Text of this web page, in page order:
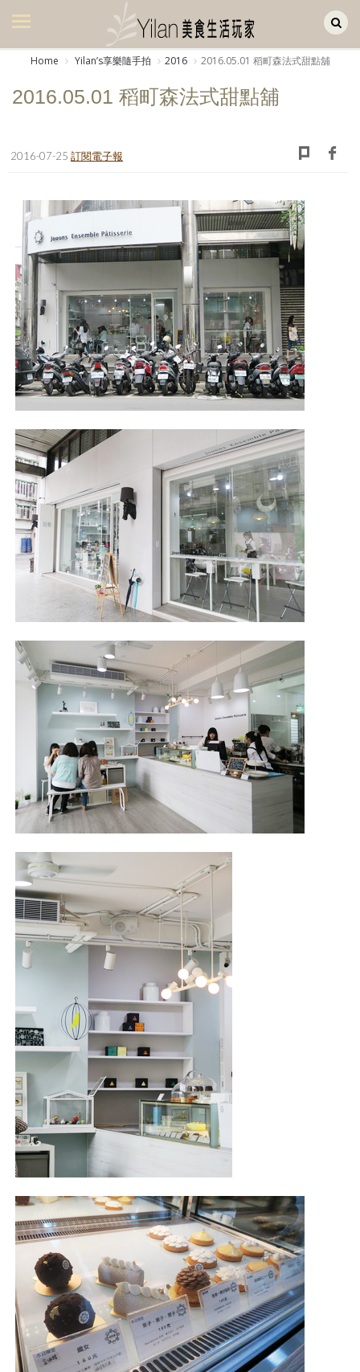
美食集
生活風
書房集
日記簿
餐桌週記
享樂隨手拍
照相簿
影音區
創意出版服務
歷史區
關於Yilan
個人著作
活動實況記錄
媒體報導一覽
合作與代言
訂閱電子報
Home Yilanʼs享樂隨手拍 2016 2016.05.01 稻町森法式甜點舖
2016.05.01 稻町森法式甜點舖
2016-07-25 訂閱電子報